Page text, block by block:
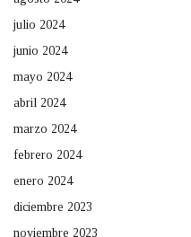
julio 2024
junio 2024
mayo 2024
abril 2024
marzo 2024
febrero 2024
enero 2024
diciembre 2023
noviembre 2023